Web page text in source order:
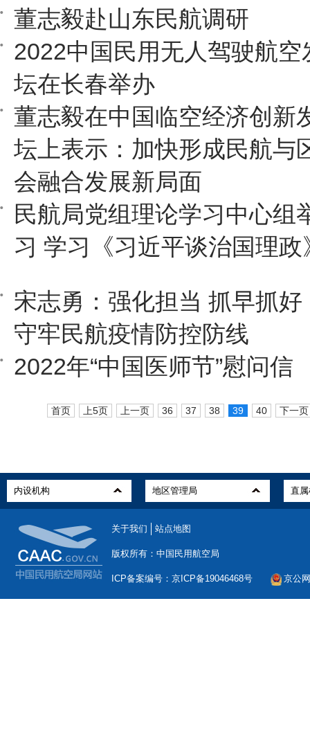
董志毅赴山东民航调研
2022中国民用无人驾驶航空
坛在长春举办
董志毅在中国临空经济创新
坛上表示：加快形成民航与
会融合发展新局面
民航局党组理论学习中心组
习 学习《习近平谈治国理政
宋志勇：强化担当 抓早抓好
守牢民航疫情防控防线
2022年“中国医师节”慰问信
首页 上5页 上一页 36 37 38 39 40 下一页
关于我们 站点地图
版权所有：中国民用航空局
ICP备案编号：京ICP备19046468号 京公